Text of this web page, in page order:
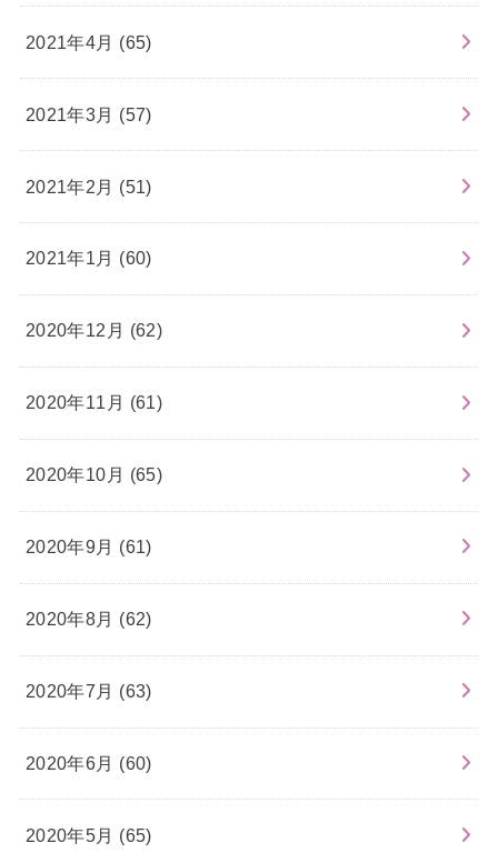
2021年4月 (65)
2021年3月 (57)
2021年2月 (51)
2021年1月 (60)
2020年12月 (62)
2020年11月 (61)
2020年10月 (65)
2020年9月 (61)
2020年8月 (62)
2020年7月 (63)
2020年6月 (60)
2020年5月 (65)